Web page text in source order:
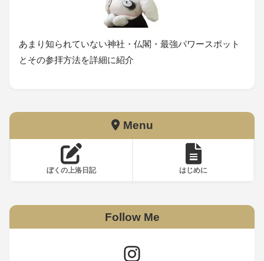
あまり知られていない神社・仏閣・最強パワースポット
とその参拝方法を詳細に紹介
Menu
ぼくの上洛日記 はじめに
Follow Me